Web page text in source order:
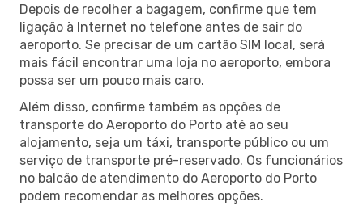
Depois de recolher a bagagem, confirme que tem
ligação à Internet no telefone antes de sair do
aeroporto. Se precisar de um cartão SIM local, será
mais fácil encontrar uma loja no aeroporto, embora
possa ser um pouco mais caro.
Além disso, confirme também as opções de
transporte do Aeroporto do Porto até ao seu
alojamento, seja um táxi, transporte público ou um
serviço de transporte pré-reservado. Os funcionários
no balcão de atendimento do Aeroporto do Porto
podem recomendar as melhores opções.